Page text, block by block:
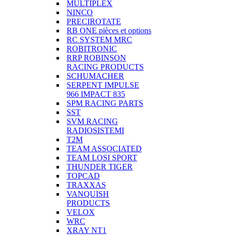
MULTIPLEX
NINCO
PRECIROTATE
RB ONE pièces et options
RC SYSTEM MRC
ROBITRONIC
RRP ROBINSON
RACING PRODUCTS
SCHUMACHER
SERPENT IMPULSE
966 IMPACT 835
SPM RACING PARTS
SST
SVM RACING
RADIOSISTEMI
T2M
TEAM ASSOCIATED
TEAM LOSI SPORT
THUNDER TIGER
TOPCAD
TRAXXAS
VANQUISH
PRODUCTS
VELOX
WRC
XRAY NT1